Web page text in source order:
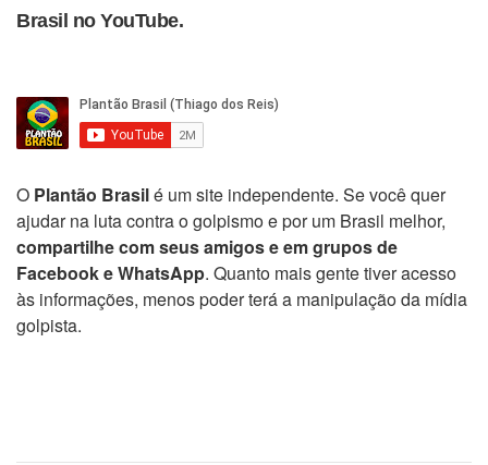
Brasil no YouTube.
O Plantão Brasilé um site independente. Se você quer
ajudar na luta contra o golpismo e por um Brasil melhor,
compartilhe com seus amigos e em grupos de
Facebook e WhatsApp. Quanto mais gente tiver acesso
às informações, menos poder terá a manipulação da mídia
golpista.